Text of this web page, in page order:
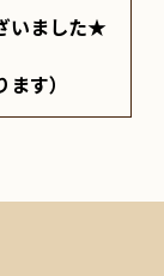
いました★
す）